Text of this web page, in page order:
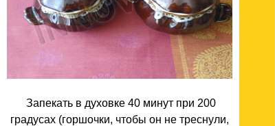
Запекать в духовке 40 минут при 200
градусах (горшочки, чтобы он не треснули,